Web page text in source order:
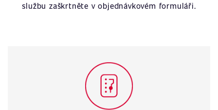
službu zaškrtněte v objednávkovém formuláři.